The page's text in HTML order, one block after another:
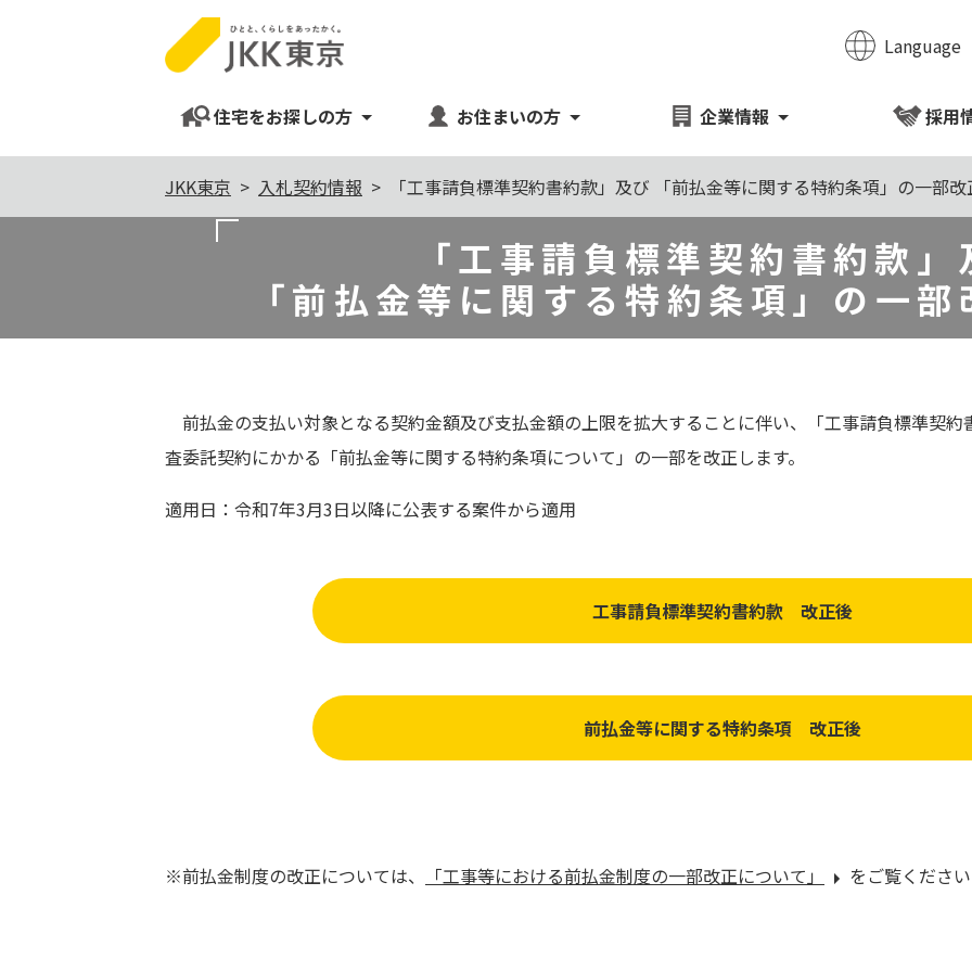
Language
住宅をお探しの方 お住まいの方 企業情報 採用
ら
JKK東京 入札契約情報 「工事請負標準契約書約款」及び 「前払金等に関する特約条項」の一部
「工事請負標準契約書約款」
「前払金等に関する特約条項」の一
前払金の支払い対象となる契約金額及び支払金額の上限を拡大することに伴い、「工事請負標準契
査委託契約にかかる「前払金等に関する特約条項について」の一部を改正します。
適用日：令和7年3月3日以降に公表する案件から適用
工事請負標準契約書約款 改正後
前払金等に関する特約条項 改正後
※前払金制度の改正については、 「工事等における前払金制度の一部改正について」 をご覧くださ